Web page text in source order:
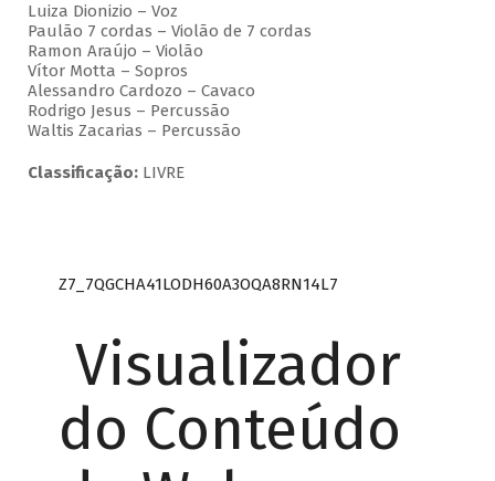
Luiza Dionizio – Voz
Paulão 7 cordas – Violão de 7 cordas
Ramon Araújo – Violão
Vítor Motta – Sopros
Alessandro Cardozo – Cavaco
Rodrigo Jesus – Percussão
Waltis Zacarias – Percussão
Classificação:LIVRE
Z7_7QGCHA41LODH60A3OQA8RN14L7
Visualizador
do Conteúdo